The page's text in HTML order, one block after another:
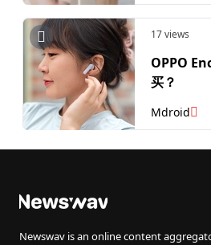
17 views
OPPO
买？
Mdroid
Newswav is an online content